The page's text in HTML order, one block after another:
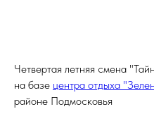
Четвертая летняя смена
на базе центра отдыха
районе Подмосковья